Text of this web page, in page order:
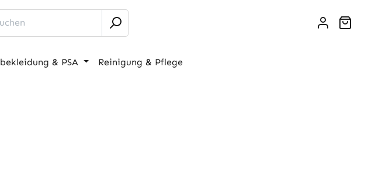
& PSA Reinigung & Pflege